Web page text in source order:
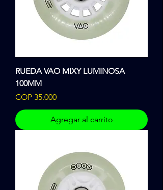
RUEDA VAO MIXY LUMINOSA
100MM
Precio
COP 35.000
Agregar al carrito